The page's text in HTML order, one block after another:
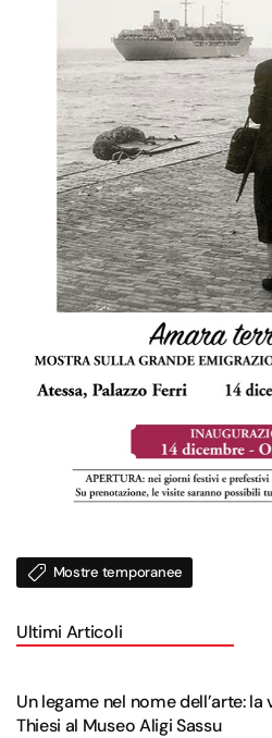
Mostre temporanee
Ultimi Articoli
Un legame nel nome dell’arte: la
Thiesi al Museo Aligi Sassu